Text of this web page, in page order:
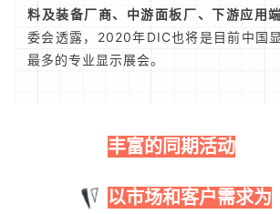
料及装备厂商、中游面板厂、下游应用
委会透露，2020年DIC也将是目前中国
最多的专业显示展会。
丰富的同期活动
以市场和客户需求为